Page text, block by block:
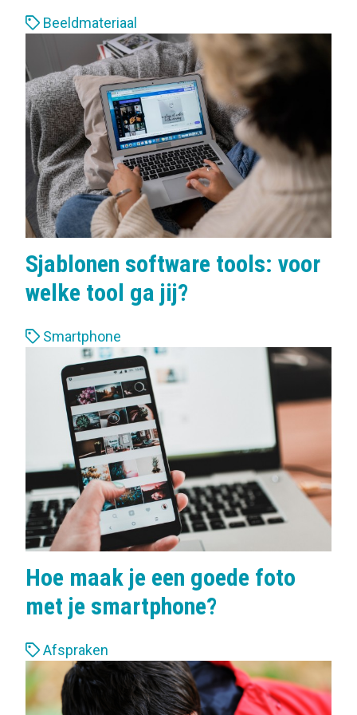
L
b
e
l
s
Beeldmateriaal
Sjablonen software tools: voor
welke tool ga jij?
L
Smartphone
Hoe maak je een goede foto
met je smartphone?
L
a
Afspraken